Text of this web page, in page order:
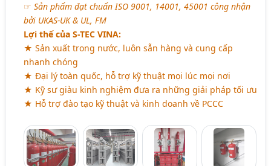
☞Sản phẩm đạt chuẩn ISO 9001, 14001, 45001 công nhận
bởi UKAS-UK & UL, FM
Lợi thế của S-TEC VINA:
★ Sản xuất trong nước, luôn sẵn hàng và cung cấp
nhanh chóng
★ Đại lý toàn quốc, hỗ trợ kỹ thuật mọi lúc mọi nơi
★ Kỹ sư giàu kinh nghiệm đưa ra những giải pháp tối ưu
★ Hỗ trợ đào tạo kỹ thuật và kinh doanh về PCCC